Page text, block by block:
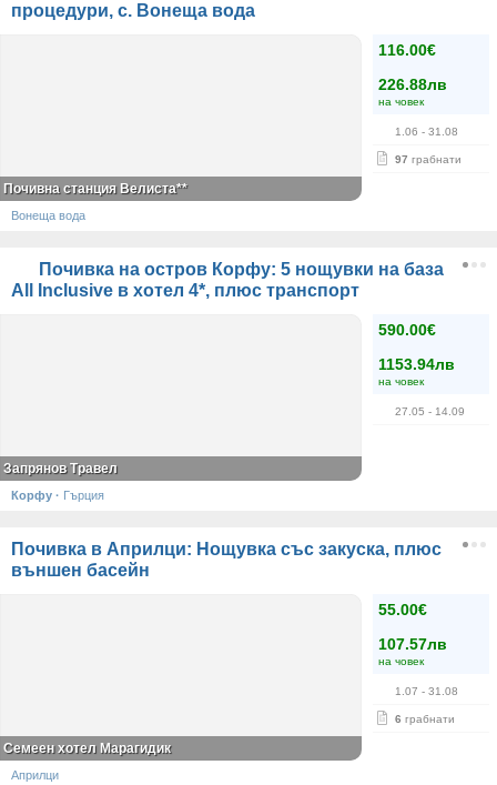
процедури, с. Вонеща вода
116.00€
226.88лв
на човек
1.06 - 31.08
97 грабнати
Почивна станция Велиста**
Вонеща вода
Почивка на остров Корфу: 5 нощувки на база
All Inclusive в хотел 4*, плюс транспорт
590.00€
1153.94лв
на човек
27.05 - 14.09
Запрянов Травел
Корфу · Гърция
Почивка в Априлци: Нощувка със закуска, плюс
външен басейн
55.00€
107.57лв
на човек
1.07 - 31.08
6 грабнати
Семеен хотел Марагидик
Априлци